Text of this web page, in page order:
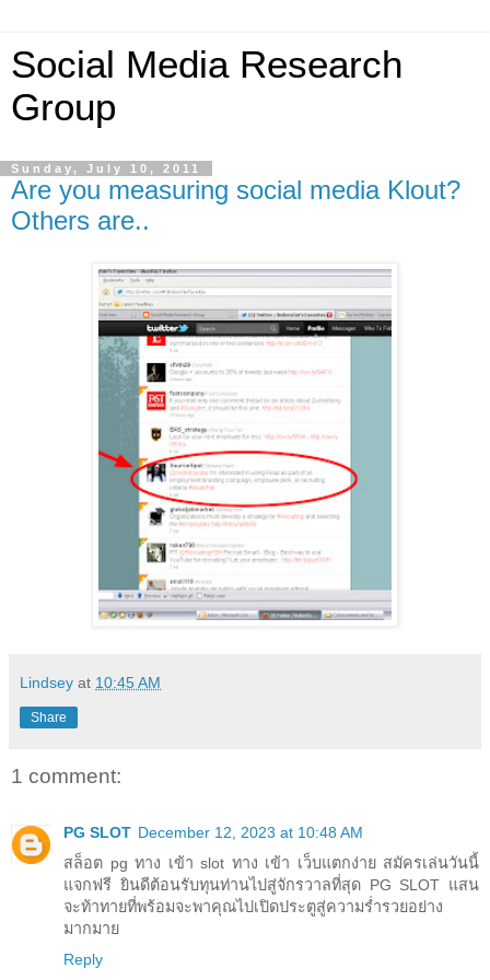
Social Media Research
Group
Sunday, July 10, 2011
Are you measuring social media Klout?
Others are..
Lindsey at 10:45 AM
Share
1 comment:
PG SLOT December 12, 2023 at 10:48 AM
สล็อต pg ทาง เข้า slot ทาง เข้า เว็บแตกง่าย สมัครเล่นวันนี้
แจกฟรี ยินดีต้อนรับทุนท่านไปสู่จักรวาลที่สุด PG SLOT แสน
จะท้าทายที่พร้อมจะพาคุณไปเปิดประตูสู่ความร่ำรวยอย่าง
มากมาย
Reply